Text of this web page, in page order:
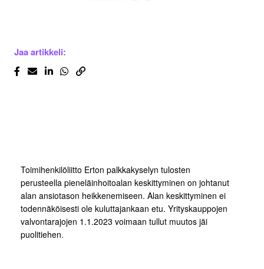
Jaa artikkeli:
Toimihenkilöliitto Erton palkkakyselyn tulosten
perusteella pieneläinhoitoalan keskittyminen on johtanut
alan ansiotason heikkenemiseen. Alan keskittyminen ei
todennäköisesti ole kuluttajankaan etu. Yrityskauppojen
valvontarajojen 1.1.2023 voimaan tullut muutos jäi
puolitiehen.